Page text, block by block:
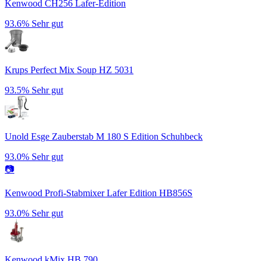
Kenwood CH256 Lafer-Edition
93.6% Sehr gut
Krups Perfect Mix Soup HZ 5031
93.5% Sehr gut
Unold Esge Zauberstab M 180 S Edition Schuhbeck
93.0% Sehr gut
📷
Kenwood Profi-Stabmixer Lafer Edition HB856S
93.0% Sehr gut